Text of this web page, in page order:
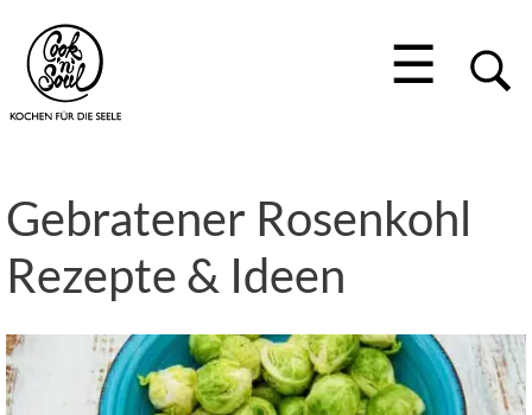
☰
Gebratener Rosenkohl
Rezepte & Ideen